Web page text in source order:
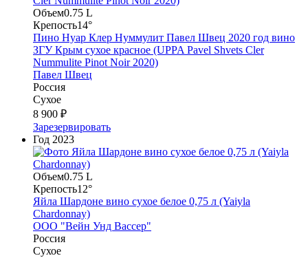
Объем0.75 L
Крепость14°
Пино Нуар Клер Нуммулит Павел Швец 2020 год вино
ЗГУ Крым сухое красное (UPPA Pavel Shvets Cler
Nummulite Pinot Noir 2020)
Павел Швец
Россия
Сухое
8 900 ₽
Зарезервировать
Год 2023
Объем0.75 L
Крепость12°
Яйла Шардоне вино сухое белое 0,75 л (Yaiyla
Chardonnay)
ООО "Вейн Унд Вассер"
Россия
Сухое